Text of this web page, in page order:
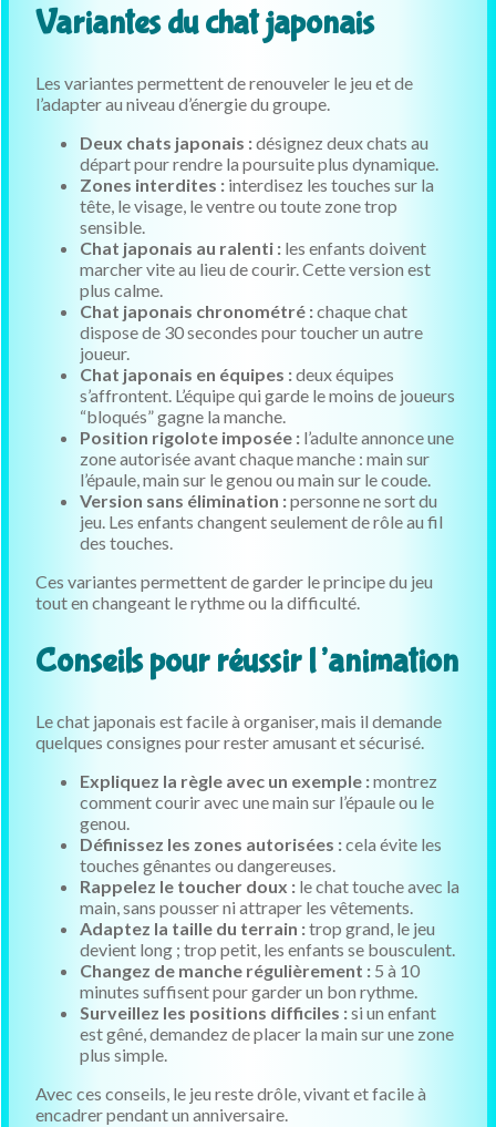
Variantes du chat japonais
Les variantes permettent de renouveler le jeu et de
l’adapter au niveau d’énergie du groupe.
Deux chats japonais :désignez deux chats au
départ pour rendre la poursuite plus dynamique.
Zones interdites : interdisez les touches sur la
tête, le visage, le ventre ou toute zone trop
sensible.
Chat japonais au ralenti : les enfants doivent
marcher vite au lieu de courir. Cette version est
plus calme.
Chat japonais chronométré :chaque chat
dispose de 30 secondes pour toucher un autre
joueur.
Chat japonais en équipes :deux équipes
s’affrontent. L’équipe qui garde le moins de joueurs
“bloqués” gagne la manche.
Position rigolote imposée : l’adulte annonce une
zone autorisée avant chaque manche : main sur
l’épaule, main sur le genou ou main sur le coude.
Version sans élimination :personne ne sort du
jeu. Les enfants changent seulement de rôle au fil
des touches.
Ces variantes permettent de garder le principe du jeu
tout en changeant le rythme ou la difficulté.
Conseils pour réussir l’animation
Le chat japonais est facile à organiser, mais il demande
quelques consignes pour rester amusant et sécurisé.
Expliquez la règle avec un exemple :montrez
comment courir avec une main sur l’épaule ou le
genou.
Définissez les zones autorisées :cela évite les
touches gênantes ou dangereuses.
Rappelez le toucher doux : le chat touche avec la
main, sans pousser ni attraper les vêtements.
Adaptez la taille du terrain :trop grand, le jeu
devient long ; trop petit, les enfants se bousculent.
Changez de manche régulièrement : 5 à 10
minutes suffisent pour garder un bon rythme.
Surveillez les positions difficiles :si un enfant
est gêné, demandez de placer la main sur une zone
plus simple.
Avec ces conseils, le jeu reste drôle, vivant et facile à
encadrer pendant un anniversaire.